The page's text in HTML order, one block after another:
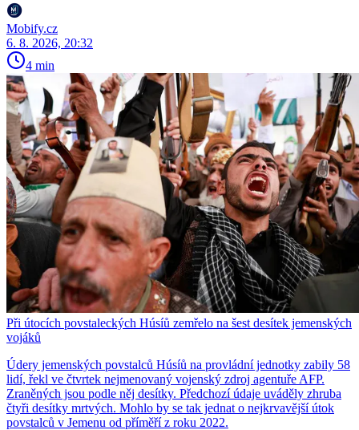
Mobify.cz
6. 8. 2026, 20:32
4 min
Při útocích povstaleckých Húsíů zemřelo na šest desítek jemenských
vojáků
Údery jemenských povstalců Húsíů na provládní jednotky zabily 58
lidí, řekl ve čtvrtek nejmenovaný vojenský zdroj agentuře AFP.
Zraněných jsou podle něj desítky. Předchozí údaje uváděly zhruba
čtyři desítky mrtvých. Mohlo by se tak jednat o nejkrvavější útok
povstalců v Jemenu od příměří z roku 2022.